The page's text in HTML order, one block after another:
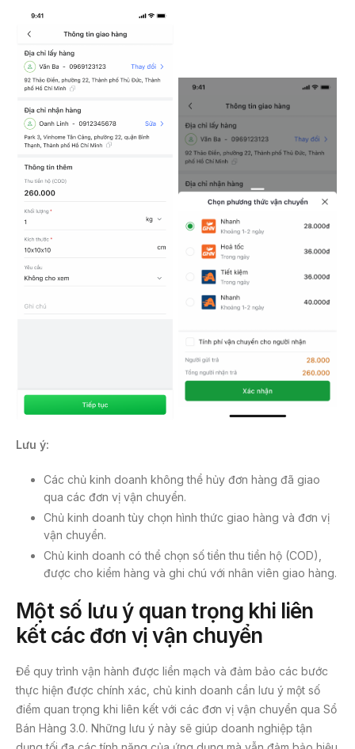
Lưu ý:
Các chủ kinh doanh không thể hủy đơn hàng đã giao
qua các đơn vị vận chuyển.
Chủ kinh doanh tùy chọn hình thức giao hàng và đơn vị
vận chuyển.
Chủ kinh doanh có thể chọn số tiền thu tiền hộ (COD),
được cho kiểm hàng và ghi chú với nhân viên giao hàng.
Một số lưu ý quan trọng khi liên
kết các đơn vị vận chuyển
Để quy trình vận hành được liền mạch và đảm bảo các bước
thực hiện được chính xác, chủ kinh doanh cần lưu ý một số
điểm quan trọng khi liên kết với các đơn vị vận chuyển qua Sổ
Bán Hàng 3.0. Những lưu ý này sẽ giúp doanh nghiệp tận